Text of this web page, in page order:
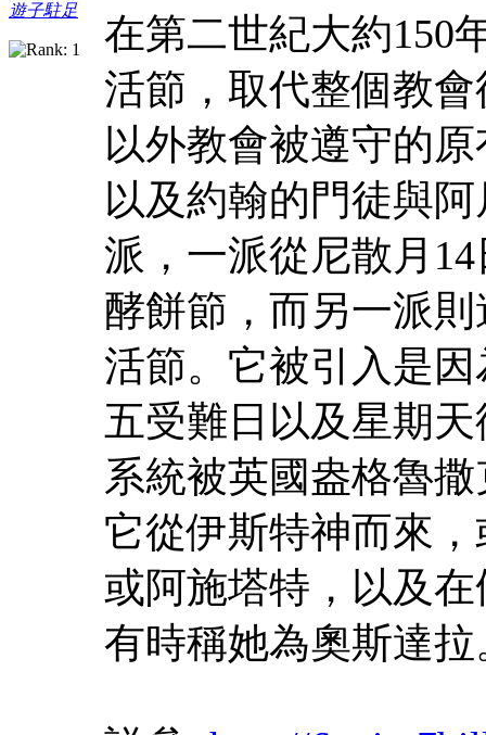
遊子駐足
在第二世紀大約150
活節，取代整個教
以外教會被遵守的
以及約翰的門徒與
派，一派從尼散月
酵餅節，而另一派
活節。它被引入是
五受難日以及星期
系統被英國盎格魯
它從伊斯特神而來
或阿施塔特，以及
有時稱她為奧斯達